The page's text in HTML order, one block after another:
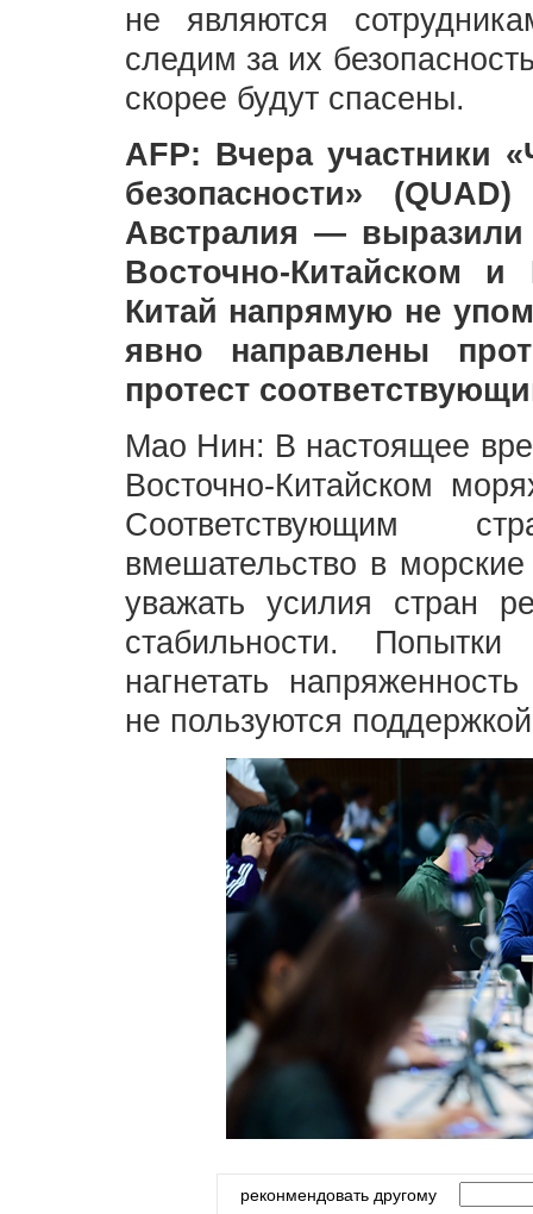
не являются
следим за их
скорее будут спасены.
AFP: Вчера участники
безопасности»
Австралия — выразили
Восточно-Китайском
Китай напрямую не
явно направлены
протест
Мао Нин: В настоящее
Восточно-Китайском
Соответствующим
вмешательство в
уважать усилия стран
стабильности.
нагнетать
не пользуются
реконмендовать другому